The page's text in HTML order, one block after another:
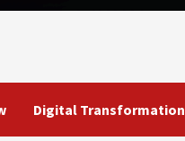
Digital Transformation